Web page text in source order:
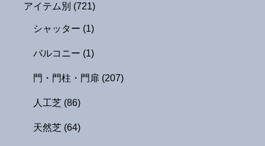
アイテム別 (721)
シャッター (1)
バルコニー (1)
門・門柱・門扉 (207)
人工芝 (86)
天然芝 (64)